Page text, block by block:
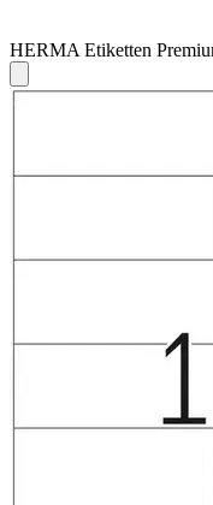
HERMA Etiketten